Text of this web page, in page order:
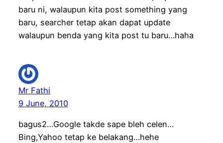
baru ni, walaupun kita post something yang
baru, searcher tetap akan dapat update
walaupun benda yang kita post tu baru…haha
Mr Fathi
9 June, 2010
bagus2…Google takde sape bleh celen…
Bing,Yahoo tetap ke belakang…hehe